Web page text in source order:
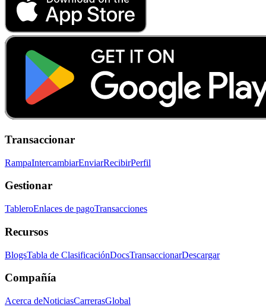
Transaccionar
RampaIntercambiarEnviarRecibirPerfil
Gestionar
TableroEnlaces de pagoTransacciones
Recursos
BlogsTabla de ClasificaciónDocsTransaccionarDescargar
Compañía
Acerca deNoticiasCarrerasGlobal